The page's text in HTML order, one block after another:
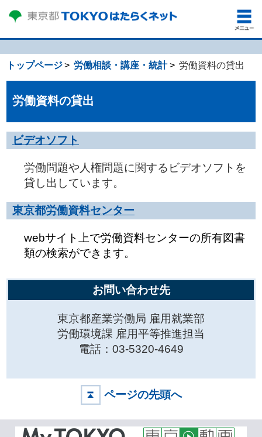
トップページ 労働相談・講座・統計 労働資料の貸出
労働資料の貸出
ビデオソフト
労働問題や人権問題に関するビデオソフトを
貸し出しています。
東京都労働資料センター
webサイト上で労働資料センターの所有図書
類の検索ができます。
お問い合わせ先
東京都産業労働局 雇用就業部
労働環境課 雇用平等推進担当
電話：03-5320-4649
ページの先頭へ